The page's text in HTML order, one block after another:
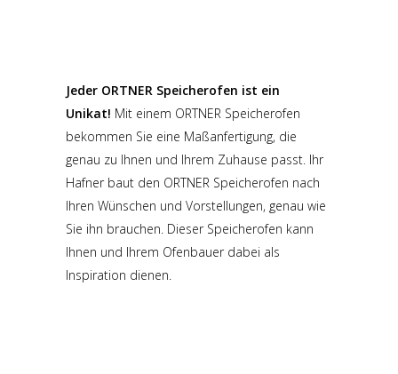
Jeder ORTNER Speicherofen ist ein
Unikat! Mit einem ORTNER Speicherofen
bekommen Sie eine Maßanfertigung, die
genau zu Ihnen und Ihrem Zuhause passt. Ihr
Hafner baut den ORTNER Speicherofen nach
Ihren Wünschen und Vorstellungen, genau wie
Sie ihn brauchen. Dieser Speicherofen kann
Ihnen und Ihrem Ofenbauer dabei als
Inspiration dienen.